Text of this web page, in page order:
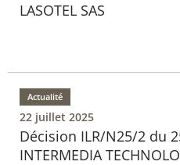
LASOTEL SAS
Décision ILR/N25/2 du
INTERMEDIA
Actualité
22 juillet 2025